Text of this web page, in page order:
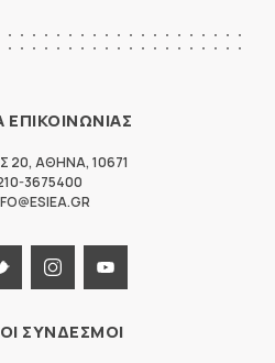
ΕΠΙΚΟΙΝΩΝΙΑΣ
20, ΑΘΗΝΑ, 10671
3675400
ΣΥΝΔΕΣΜΟΙ